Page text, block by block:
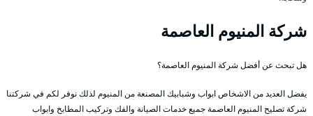
شركة المنيوم العاصمة
هل تبحث عن أفضل شركة المنيوم العاصمة؟
يفضل العديد من الاشخاص ابواب وشبابيك المصنعة من المنيوم لذلك نوفر لكم في شركتنا
شركة تصليح المنيوم العاصمة جميع خدمات الصيانة والفك وتركيب المطابخ وابواب